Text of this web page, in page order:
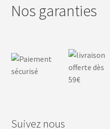
Nos garanties
Suivez nous